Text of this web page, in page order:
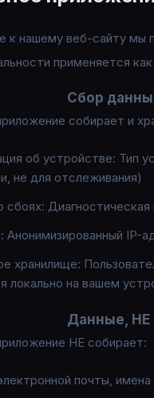
к нашему веб-сайту мы
применяется
Сбор
собирает и
об устройстве: Тип
не для отслеживания)
сбоях:
Анонимизированный IP-
хранилище:
локально на вашем
Данные,
НЕ собирает:
почты,